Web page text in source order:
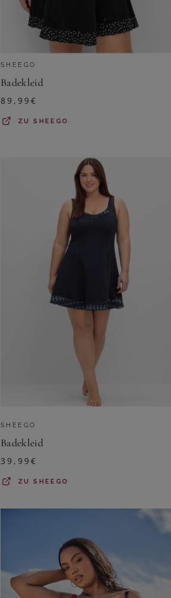
SHEEGO
Badekleid
89,99€
ZUSHEEGO
SHEEGO
Badekleid
39,99€
ZUSHEEGO